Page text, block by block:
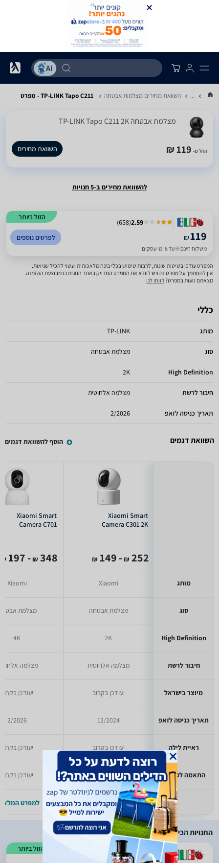
... השוואת מחירים מצלמות אבטחה TP-LINK Tapo C211 - מפרט
‏מצלמת אבטחה TP-LINK Tapo C211 2K
החל מ- 119 ₪ השוואת מחירים
להשוואת מחירים ב-5 חנויות
הזול ביותר
2.59
(
658
)
₪119
משלוח חינם עד 6 ימי עסקים
לפרטים נוספים
המפרט עודכן בשיטות שונות, לרבות שימוש בכלי בינה מלאכותית ועשוי להכיל שגיאות.
אין להסתמך על מפרט זה ויש לוודא את המפרט המדויק באתר החנות בו מבוצעת ההזמנה.
מצאתם טעות במפרט?דווחו לנו
כללי
מותג TP-LINK
סוג מצלמת אבטחה
High Definition
2K
חיבור לרשת מצלמה אלחוטית
תאריך כניסה לזאפ 2/2026
השוואת דגמים הוסף להשוואת דגמים
מותג
סוג
High Definition
חיבור לרשת
מיוצר בישראל
תאריך כניסה לזאפ
ראיית לילה
התאמה לסביבה
Xiaomi Smart
Camera C301 2K
252
₪
- 149
₪
Xiaomi
מצלמת אבטחה
2K
מצלמה אלחוטית
יעודכן בקרוב
12/2024
יעודכן בקרוב
יעודכן בקרוב
למפרט המלא >>
Xiaomi Smart
Camera C701
348
₪
- 197
₪
Xiaomi
מצלמת
4K
מצלמה
יעודכן בקרוב
2/2026
יעודכן בקרוב
יעודכן בקרוב
למפרט המלא
החנויות הכי זולות
הזול ביותר
2.59
(
658
)